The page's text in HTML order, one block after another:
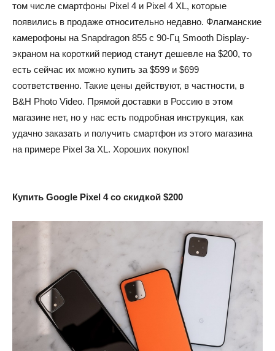
том числе смартфоны Pixel 4 и Pixel 4 XL, которые
появились в продаже относительно недавно. Флагманские
камерофоны на Snapdragon 855 с 90-Гц Smooth Display-
экраном на короткий период станут дешевле на $200, то
есть сейчас их можно купить за $599 и $699
соответственно. Такие цены действуют, в частности, в
B&H Photo Video. Прямой доставки в Россию в этом
магазине нет, но у нас есть подробная инструкция, как
удачно заказать и получить смартфон из этого магазина
на примере Pixel 3a XL. Хороших покупок!
Купить Google Pixel 4 со скидкой $200